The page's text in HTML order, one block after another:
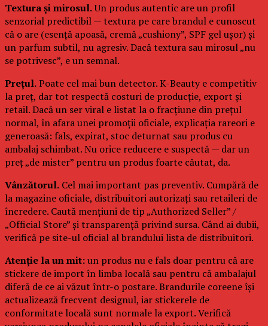
Textura și mirosul.Un produs autentic are un profil
senzorial predictibil — textura pe care brandul e cunoscut
că o are (esență apoasă, cremă „cushiony”, SPF gel ușor) și
un parfum subtil, nu agresiv. Dacă textura sau mirosul „nu
se potrivesc”, e un semnal.
Prețul.Poate cel mai bun detector. K-Beauty e competitiv
la preț, dar tot respectă costuri de producție, export și
retail. Dacă un ser viral e listat la o fracțiune din prețul
normal, în afara unei promoții oficiale, explicația rareori e
generoasă: fals, expirat, stoc deturnat sau produs cu
ambalaj schimbat. Nu orice reducere e suspectă — dar un
preț „de mister” pentru un produs foarte căutat, da.
Vânzătorul. Cel mai important pas preventiv. Cumpără de
la magazine oficiale, distribuitori autorizați sau retaileri de
încredere. Caută mențiuni de tip „Authorized Seller” /
„Official Store” și transparență privind sursa. Când ai dubii,
verifică pe site-ul oficial al brandului lista de distribuitori.
Atenție la un mit:un produs nu e fals doar pentru că are
stickere de import în limba locală sau pentru că ambalajul
diferă de ce ai văzut într-o postare. Brandurile coreene își
actualizează frecvent designul, iar stickerele de
conformitate locală sunt normale la export. Verifică